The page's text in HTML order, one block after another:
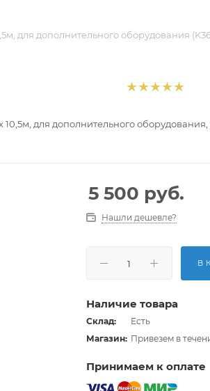
для дополнительного оборудования
для дополнительного оборудования,
5 500 руб.
Нашли дешевле?
В
Наличие товара
Склад:
Есть
Магазин: Привезем в
Принимаем к оплате